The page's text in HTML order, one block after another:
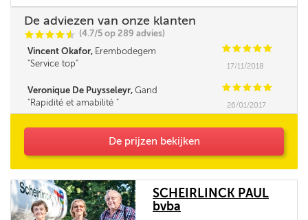
De adviezen van onze klanten
CCCCi
@ (4.7/5 op 289 advies)
Vincent Okafor, Erembodegem CCCCC
Service top
17/11/2018
Veronique De Puysseleyr, Gand CCCCC
Rapidité et amabilité
26/01/2017
De prijzen bekijken
SCHEIRLINCK PAUL
bvba